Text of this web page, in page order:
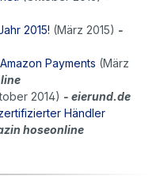
2015! (März 2015) -
Payments (März
2014) - eierund.de
Händler
hoseonline